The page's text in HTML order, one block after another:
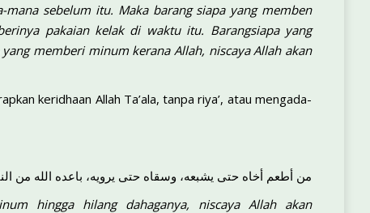
sebelum itu. Maka barang siapa yang memben
pakaian kelak di waktu itu. Barangsiapa yang
memberi minum kerana Allah, niscaya Allah akan
keridhaan Allah Ta’ala, tanpa riya’, atau mengada-
من أطعم أخاه حتى يشبعه، وسقاه حتى يرويه، باعده الله من
hingga hilang dahaganya, niscaya Allah akan